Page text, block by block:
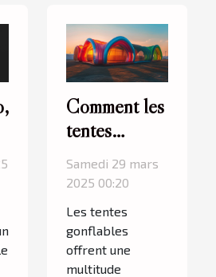
Comment les
tentes
gonflables
peuvent
dynamiser
vos
événements
Samedi 29 mars
2025 00:20
Les tentes
gonflables
offrent une
multitude